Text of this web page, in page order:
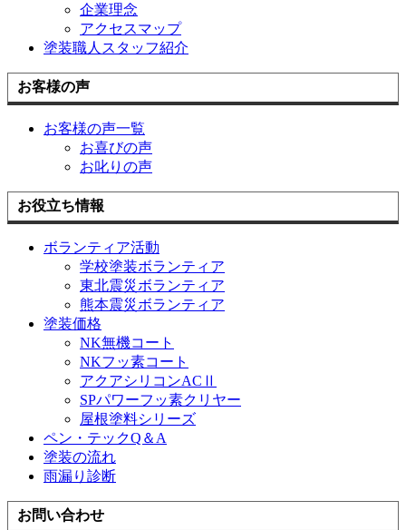
企業理念
アクセスマップ
塗装職人スタッフ紹介
お客様の声
お客様の声一覧
お喜びの声
お叱りの声
お役立ち情報
ボランティア活動
学校塗装ボランティア
東北震災ボランティア
熊本震災ボランティア
塗装価格
NK無機コート
NKフッ素コート
アクアシリコンACⅡ
SPパワーフッ素クリヤー
屋根塗料シリーズ
ペン・テックQ＆A
塗装の流れ
雨漏り診断
お問い合わせ